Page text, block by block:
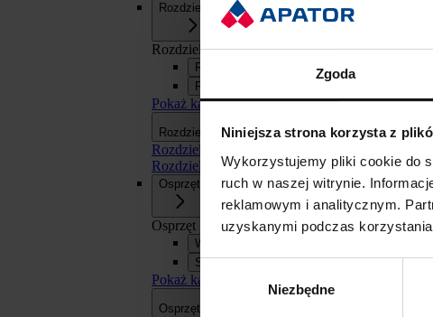
Zgoda
Niniejsza strona korzysta z
Wykorzystujemy pliki cookie do
ruch w naszej witrynie.
reklamowym i analitycznym.
uzyskanymi podczas korzystania
Wybór
zgody
Niezbędne
Rozdzielnice
Rozdzielnice
Rozdzielnice SN
Rozdzielnice nn
Pokaż kategorię
Rozdzielnice
Rozdzielnice
Rozdzielnice SN
Rozdzielnice nn
Osprzęt
Osprzęt
Wkładki bezpiecznikowe
Systemy szyn zbiorczych APASYS 60 mm
Pokaż kategorię
Osprzęt